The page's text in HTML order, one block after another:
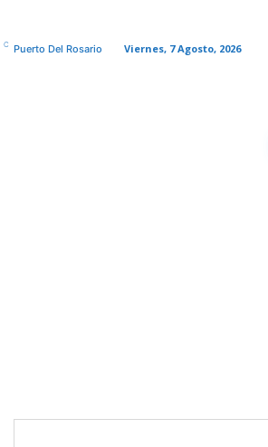
C Puerto Del Rosario Viernes, 7 Agosto, 2026